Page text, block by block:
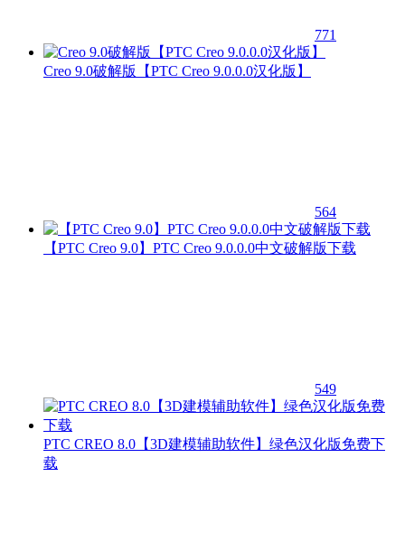
771
Creo 9.0破解版【PTC Creo 9.0.0.0汉化版】
564
【PTC Creo 9.0】PTC Creo 9.0.0.0中文破解版下载
549
PTC CREO 8.0【3D建模辅助软件】绿色汉化版免费下
载